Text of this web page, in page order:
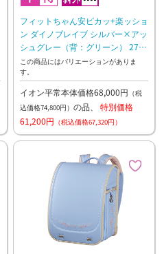
フィットちゃん安ピカッ+楽ッショ
ン ダイノブレイブ シルバー×アッ
シュグレー（背：グリーン） 27年
2月下旬お渡し予定
この商品にはバリエーションがありま
す。
イオン平常本体価格68,000円 （税
込価格74,800円） の品、 特別価格
61,200円 （税込価格67,320円）